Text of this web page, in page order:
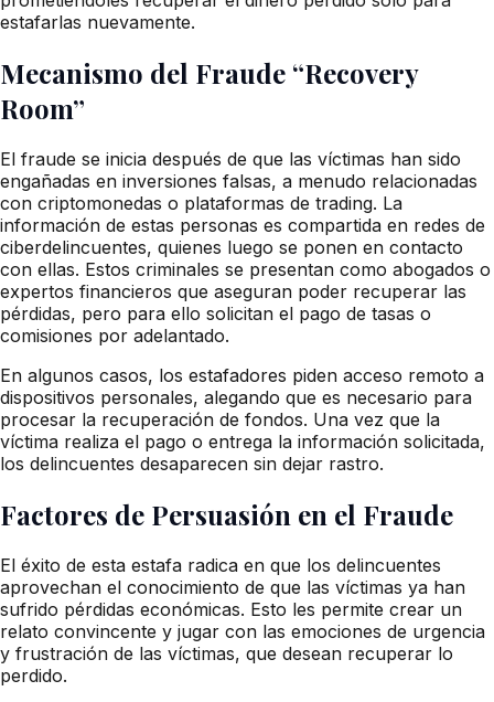
estafarlas nuevamente.
Mecanismo del Fraude “Recovery
Room”
El fraude se inicia después de que las víctimas han sido
engañadas en inversiones falsas, a menudo relacionadas
con criptomonedas o plataformas de trading. La
información de estas personas es compartida en redes de
ciberdelincuentes, quienes luego se ponen en contacto
con ellas. Estos criminales se presentan como abogados o
expertos financieros que aseguran poder recuperar las
pérdidas, pero para ello solicitan el pago de tasas o
comisiones por adelantado.
En algunos casos, los estafadores piden acceso remoto a
dispositivos personales, alegando que es necesario para
procesar la recuperación de fondos. Una vez que la
víctima realiza el pago o entrega la información solicitada,
los delincuentes desaparecen sin dejar rastro.
Factores de Persuasión en el Fraude
El éxito de esta estafa radica en que los delincuentes
aprovechan el conocimiento de que las víctimas ya han
sufrido pérdidas económicas. Esto les permite crear un
relato convincente y jugar con las emociones de urgencia
y frustración de las víctimas, que desean recuperar lo
perdido.